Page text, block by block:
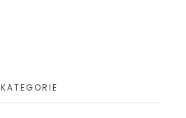
KATEGORIE